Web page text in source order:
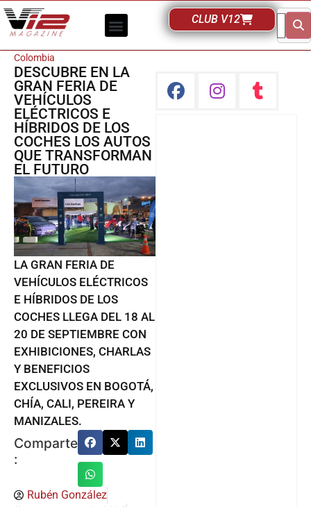
CLUB V12
Colombia
DESCUBRE EN LA
GRAN FERIA DE
VEHÍCULOS
ELÉCTRICOS E
HÍBRIDOS DE LOS
COCHES LOS AUTOS
QUE TRANSFORMAN
EL FUTURO
LA GRAN FERIA DE
VEHÍCULOS ELÉCTRICOS
E HÍBRIDOS DE LOS
COCHES LLEGA DEL 18 AL
20 DE SEPTIEMBRE CON
EXHIBICIONES, CHARLAS
Y BENEFICIOS
EXCLUSIVOS EN BOGOTÁ,
CHÍA, CALI, PEREIRA Y
MANIZALES.
Comparte
:
Rubén González